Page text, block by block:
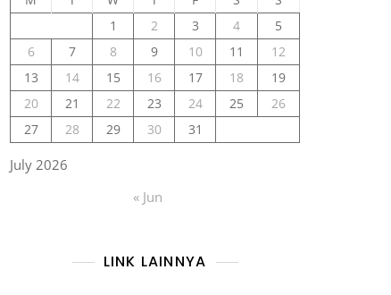
July 2026
1
2 3 4
5
6
7 8 9 10 11
12
13
14 15 16 17 18
19
20
21 22 23 24 25
26
27
28 29 30 31
« Jun
LINK LAINNYA